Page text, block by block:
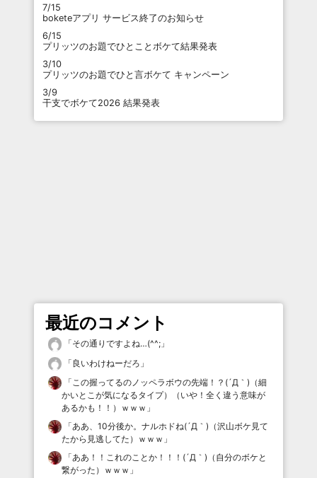
7/15
boketeアプリ サービス終了のお知らせ
6/15
プリッツのお題でひとことボケて結果発表
3/10
プリッツのお題でひと言ボケて キャンペーン
3/9
干支でボケて2026 結果発表
最近のコメント
「その通りですよね…(^^; 」
「 良いわけねーだろ 」
「 この握ってるのノッペラボウの先端！？(´Д｀)（細
かいとこが気になるタイプ）（いや！全く違う意味が
あるかも！！）ｗｗｗ 」
「ああ、10分後か。ナルホドね(´Д｀)（沢山ボケ見て
たから見逃してた）ｗｗｗ 」
「ああ！！これのことか！！！(´Д｀)（自分のボケと
繋がった）ｗｗｗ 」